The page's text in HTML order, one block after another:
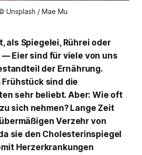
Unsplash / Mae Mu
als Spiegelei, Rührei oder
— Eier sind für viele von uns
der Ernährung.
Frühstück sind die
sehr beliebt. Aber: Wie oft
sich nehmen? Lange Zeit
Verzehr von
sie den Cholesterinspiegel
Herzerkrankungen